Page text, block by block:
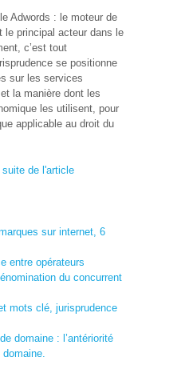
Adwords : le moteur de
le principal acteur dans le
c’est tout
se positionne
sur les services
la manière dont les
les utilisent, pour
applicable au droit du
suite de l'article
sur internet, 6
entre opérateurs
du concurrent
mots clé, jurisprudence
domaine : l’antériorité